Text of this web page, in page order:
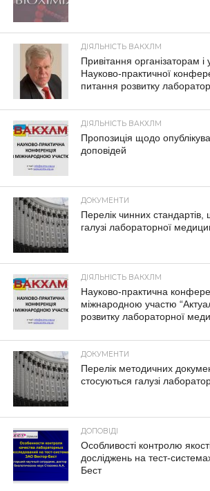
ДІЯЛЬНІСТЬ ВАКХЛМ
Привітання організаторам і
Науково-практичної
питання розвитку
ДІЯЛЬНІСТЬ ВАКХЛМ
Пропозиція щодо
доповідей
ДОКУМЕНТИ
Перелік чинних
галузі лабораторної
ДІЯЛЬНІСТЬ ВАКХЛМ
Науково-практична
міжнародною участю
розвитку лабораторної
ДОКУМЕНТИ
Перелік методичних
стосуються галузі
ДОПОВІДІ
Особливості контролю
досліджень на тест-
Бест